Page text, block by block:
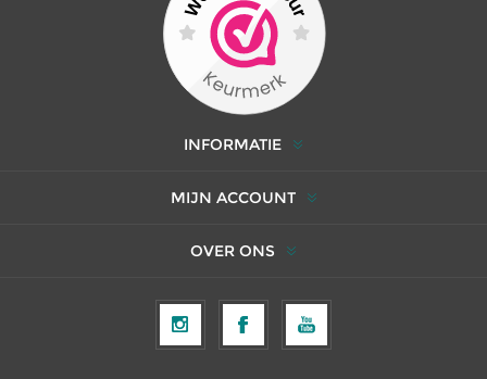
INFORMATIE
MIJN ACCOUNT
OVER ONS